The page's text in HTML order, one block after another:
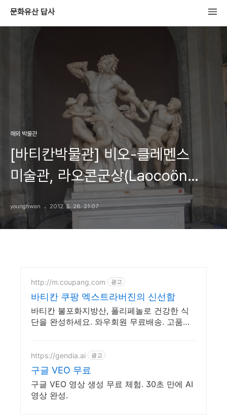
문화유산 답사
해외 박물관
[바티칸박물관] 비오-클레멘스
미술관, 라오콘군상(Laocoön
Group)과 벨베데레 토루소
(Belvedere Torso)
younghwan 2012. 5. 28. 21:07
http://m.coupang.com 광고
바티칸 쿠팡 엑스트라버진의 신선함
바티칸 불포화지방산, 폴리페놀로 건강한 식
단을 완성하세요. 와우회원 무료배송. 고품질
https://gendia.ai 광고
구글 VEO 무료
구글 VEO 영상 생성 무료 체험. 30초 만에 AI
영상 완성.